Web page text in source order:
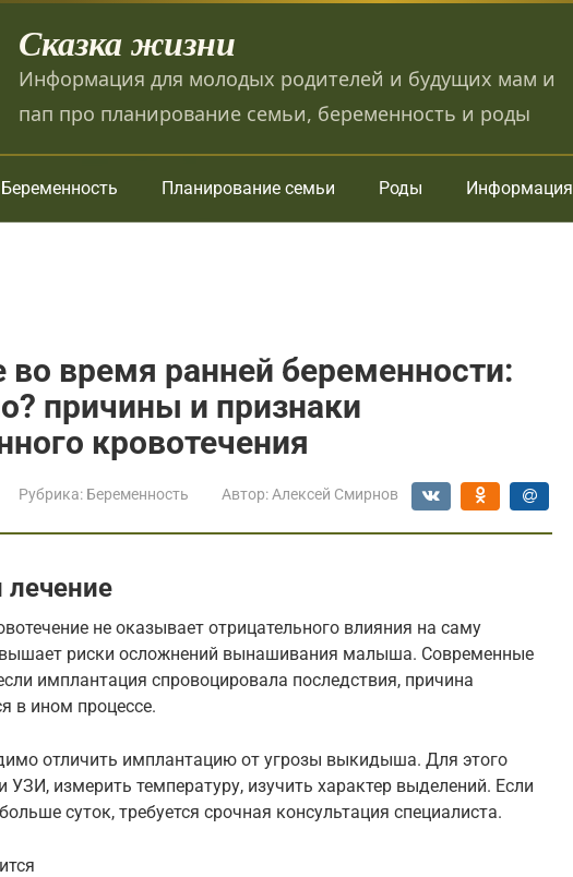
Сказка жизни
Информация для молодых родителей и будущих мам и
пап про планирование семьи, беременность и роды
Беременность Планирование семьи Роды Информация
во время ранней беременности:
причины и признаки
кровотечения
Рубрика: Беременность Автор: Алексей Смирнов
не оказывает отрицательного влияния на саму
риски осложнений вынашивания малыша. Современные
имплантация спровоцировала последствия, причина
в ином процессе.
отличить имплантацию от угрозы выкидыша. Для этого
УЗИ, измерить температуру, изучить характер выделений. Если
суток, требуется срочная консультация специалиста.